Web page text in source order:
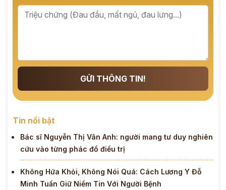
GỬI THÔNG TIN!
Tin nổi bật
Bác sĩ Nguyễn Thị Vân Anh: người mang tư duy nghiên
cứu vào từng phác đồ điều trị
Không Hứa Khỏi, Không Nói Quá: Cách Lương Y Đỗ
Minh Tuấn Giữ Niềm Tin Với Người Bệnh